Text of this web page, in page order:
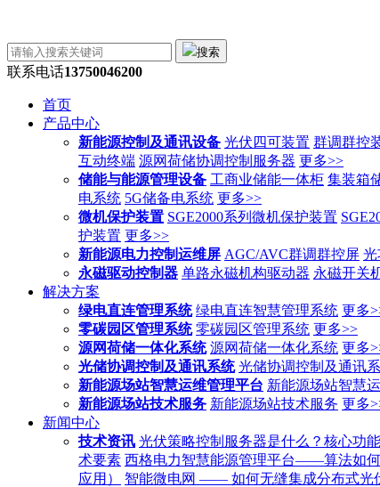
搜索
联系电话13750046200
首页
产品中心
新能源控制及通讯设备 光伏四可装置 群调群控
互动终端 源网荷储协调控制服务器 更多>>
储能与能源管理设备 工商业储能一体柜 集装箱
电系统 5G储备电系统 更多>>
微机保护装置 SGE2000系列微机保护装置
护装置 更多>>
新能源电力控制运维屏 AGC/AVC群调群控屏 光
永磁驱动控制器 单路永磁机构驱动器 永磁开关
解决方案
绿电直连管理系统 绿电直连智慧管理系统 更多
零碳园区管理系统 零碳园区管理系统 更多>>
源网荷储一体化系统 源网荷储一体化系统 更多
光储协调控制及通讯系统 光储协调控制及通讯
新能源场站智慧运维管理平台 新能源场站智慧
新能源场站技术服务 新能源场站技术服务 更多
新闻中心
技术资讯 光伏策略控制服务器是什么？核心功
术要素 西格电力智慧能源管理平台——算法如何
应用）
智能微电网 —— 如何无缝集成分布式光